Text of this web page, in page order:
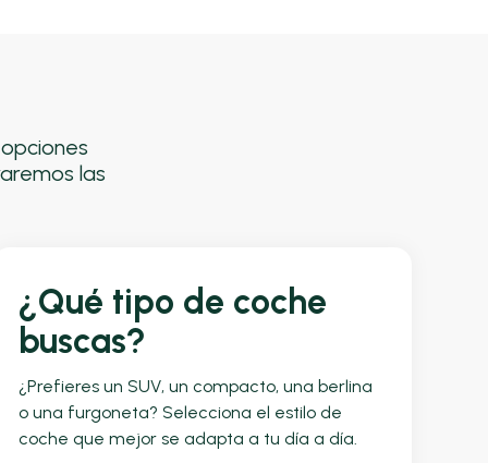
las
¿Qué tipo de coche
buscas?
¿Prefieres un SUV, un compacto, una berlina
o una furgoneta? Selecciona el estilo de
coche que mejor se adapta a tu día a día.